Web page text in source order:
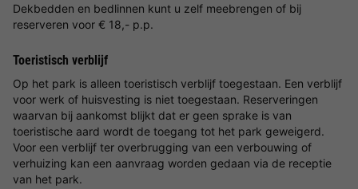
Dekbedden en bedlinnen kunt u zelf meebrengen of bij
reserveren voor € 18,- p.p.
Toeristisch verblijf
Op het park is alleen toeristisch verblijf toegestaan. Een verblijf
voor werk of huisvesting is niet toegestaan. Reserveringen
waarvan bij aankomst blijkt dat er geen sprake is van
toeristische aard wordt de toegang tot het park geweigerd.
Voor een verblijf ter overbrugging van een verbouwing of
verhuizing kan een aanvraag worden gedaan via de receptie
van het park.